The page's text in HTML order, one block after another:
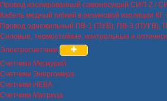
Провод изолированный самонесущий СИП-2 /
Кабель медный гибкий в резиновой изоляции
Провод одножильный ПВ-1 (ПУВ), ПВ-3 (ПУГВ),
Силовые, термостойкие, контрольные и
Электросчетчики
Счетчики Меркурий
Счетчики Энергомера
Счетчики НЕВА
Счетчики Матрица